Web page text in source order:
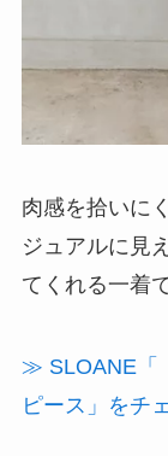
肉感を拾いに
ジュアルに見
てくれる一着
≫ SLOANE「
ピース」をチ